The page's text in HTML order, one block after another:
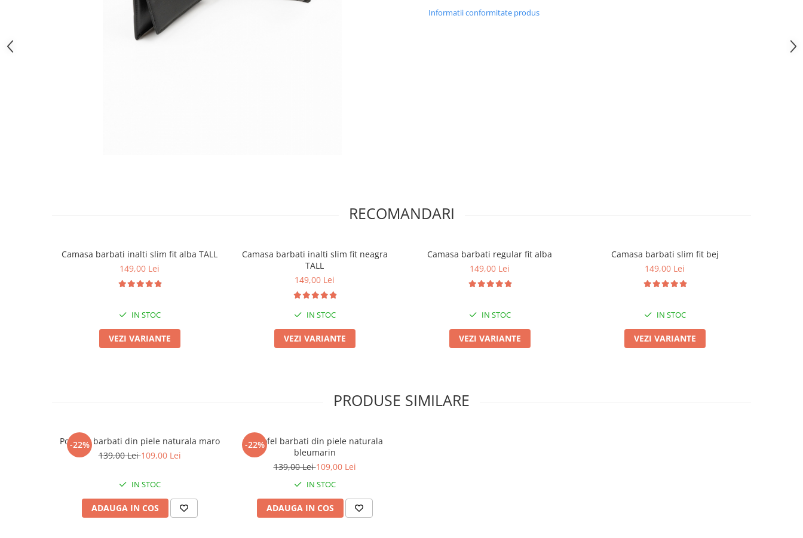
Informatii conformitate produs
RECOMANDARI
Camasa barbati inalti slim fit alba TALL
149,00 Lei
IN STOC
VEZI VARIANTE
Camasa barbati inalti slim fit neagra
TALL
149,00 Lei
IN STOC
VEZI VARIANTE
Camasa barbati regular fit alba
149,00 Lei
IN STOC
VEZI VARIANTE
Camasa barbati slim fit bej
149,00 Lei
IN STOC
VEZI VARIANTE
PRODUSE SIMILARE
-22%
Portofel barbati din piele naturala maro
139,00 Lei109,00 Lei
IN STOC
ADAUGA IN COS
-22%
Portofel barbati din piele naturala
bleumarin
139,00 Lei109,00 Lei
IN STOC
ADAUGA IN COS